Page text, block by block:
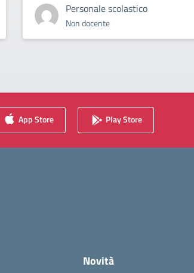
Personale scolastico
Non docente
App Store Play Store
Novità